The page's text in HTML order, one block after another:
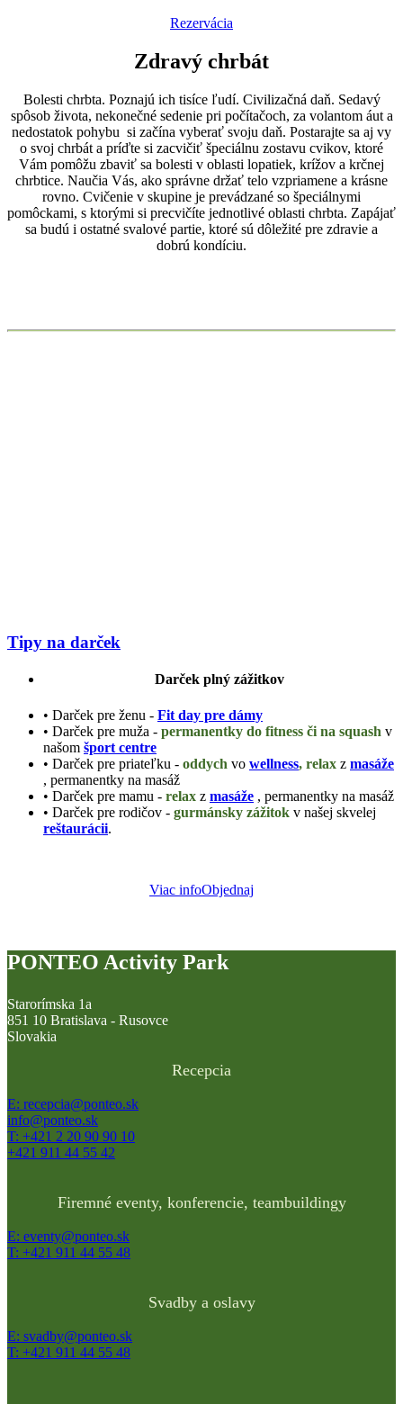
Rezervácia
Zdravý chrbát
Bolesti chrbta. Poznajú ich tisíce ľudí. Civilizačná daň. Sedavý
spôsob života, nekonečné sedenie pri počítačoch, za volantom áut a
nedostatok pohybu si začína vyberať svoju daň. Postarajte sa aj vy
o svoj chrbát a príďte si zacvičiť špeciálnu zostavu cvikov, ktoré
Vám pomôžu zbaviť sa bolesti v oblasti lopatiek, krížov a krčnej
chrbtice. Naučia Vás, ako správne držať telo vzpriamene a krásne
rovno. Cvičenie v skupine je prevádzané so špeciálnymi
pomôckami, s ktorými si precvičíte jednotlivé oblasti chrbta. Zapájať
sa budú i ostatné svalové partie, ktoré sú dôležité pre zdravie a
dobrú kondíciu.
Tipy na darček
Darček plný zážitkov
• Darček pre ženu - Fit day pre dámy
• Darček pre muža - permanentky do fitness či na squash v
našom šport centre
• Darček pre priateľku - oddych vo wellness, relax z masáže
, permanentky na masáž
• Darček pre mamu - relax z masáže , permanentky na masáž
• Darček pre rodičov - gurmánsky zážitok v našej skvelej
reštaurácii.
Viac infoObjednaj
PONTEO Activity Park
Starorímska 1a
851 10 Bratislava - Rusovce
Slovakia
Recepcia
E: recepcia@ponteo.sk
info@ponteo.sk
T: +421 2 20 90 90 10
+421 911 44 55 42
Firemné eventy, konferencie, teambuildingy
E: eventy@ponteo.sk
T: +421 911 44 55 48
Svadby a oslavy
E: svadby@ponteo.sk
T: +421 911 44 55 48